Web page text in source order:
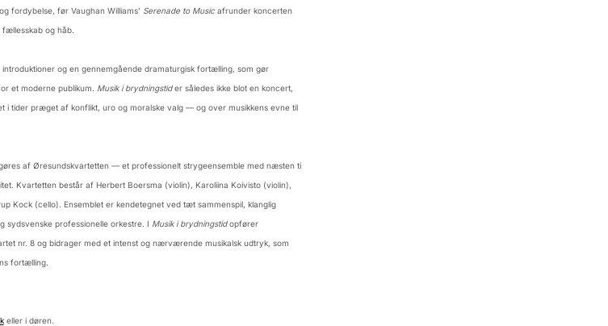
fordybelse, før Vaughan Williams’ Serenade to Musicafrunder koncerten
fællesskab og håb.
og en gennemgående dramaturgisk fortælling, som gør
et moderne publikum. Musik i brydningstider således ikke blot en koncert,
i tider præget af konflikt, uro og moralske valg — og over musikkens evne til
af Øresundskvartetten — et professionelt strygeensemble med næsten ti
Kvartetten består af Herbert Boersma (violin), Karoliina Koivisto (violin),
Kock (cello). Ensemblet er kendetegnet ved tæt sammenspil, klanglig
sydsvenske professionelle orkestre. I Musik i brydningstidopfører
nr. 8 og bidrager med et intenst og nærværende musikalsk udtryk, som
fortælling.
eller i døren.